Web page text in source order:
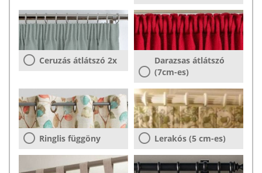
Ceruzás átlátszó 2x
Darazsas átlátszó
(7cm-es)
Ringlis függöny Lerakós (5 cm-es)